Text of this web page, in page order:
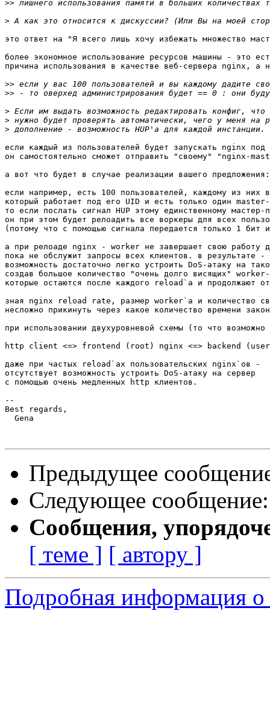
>>
>
это ответ на "Я всего лишь хочу избежать множество
более экономное использование ресурсов машины - это
причина использования в качестве веб-сервера nginx, а
>>
>>
>
>
>
если каждый из пользователей будет запускать nginx
он самостоятельно сможет отправить "своему" "nginx-
а вот что будет в случае реализации вашего предложения:
если например, есть 100 пользователей, каждому из них
который работает под его UID и есть только один
то если послать сигнал HUP этому единственному мастер-
он при этом будет релоадить все воркеры для всех
(потому что с помощью сигнала передается только 1 бит
а при релоаде nginx - worker не завершает свою работу
пока не обслужит запросы всех клиентов. в результате -
возможность достаточно легко устроить DoS-атаку на
создав большое количество "очень долго висящих"
которые остаются после каждого reload`а и продолжают
зная nginx reload rate, размер worker`а и количество
несложно прикинуть через какое количество времени
при использовании двухуровневой схемы (то что
http client <=> frontend (root) nginx <=> backend
даже при частых reload`ах пользовательских nginx`ов -
отсутствует возможность устроить DoS-атаку на сервер
с помощью очень медленных http клиентов.
--
Best regards,
  Gena
Предыдущее
Следующее
Сообщения,
[ теме ] [ автору ]
Подробная информация